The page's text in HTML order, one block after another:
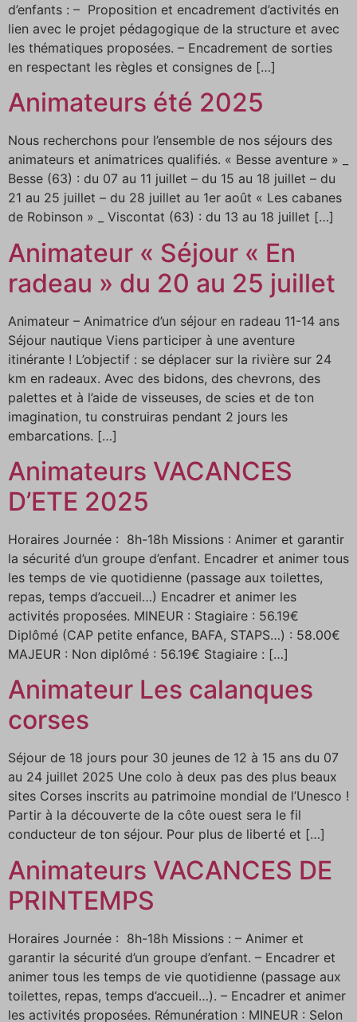
d’enfants : – Proposition et encadrement d’activités en
lien avec le projet pédagogique de la structure et avec
les thématiques proposées. – Encadrement de sorties
en respectant les règles et consignes de […]
Animateurs été 2025
Nous recherchons pour l’ensemble de nos séjours des
animateurs et animatrices qualifiés. « Besse aventure » _
Besse (63) : du 07 au 11 juillet – du 15 au 18 juillet – du
21 au 25 juillet – du 28 juillet au 1er août « Les cabanes
de Robinson » _ Viscontat (63) : du 13 au 18 juillet […]
Animateur « Séjour « En
radeau » du 20 au 25 juillet
Animateur – Animatrice d’un séjour en radeau 11-14 ans
Séjour nautique Viens participer à une aventure
itinérante ! L’objectif : se déplacer sur la rivière sur 24
km en radeaux. Avec des bidons, des chevrons, des
palettes et à l’aide de visseuses, de scies et de ton
imagination, tu construiras pendant 2 jours les
embarcations. […]
Animateurs VACANCES
D’ETE 2025
Horaires Journée : 8h-18h Missions : Animer et garantir
la sécurité d’un groupe d’enfant. Encadrer et animer tous
les temps de vie quotidienne (passage aux toilettes,
repas, temps d’accueil…) Encadrer et animer les
activités proposées. MINEUR : Stagiaire : 56.19€
Diplômé (CAP petite enfance, BAFA, STAPS…) : 58.00€
MAJEUR : Non diplômé : 56.19€ Stagiaire : […]
Animateur Les calanques
corses
Séjour de 18 jours pour 30 jeunes de 12 à 15 ans du 07
au 24 juillet 2025 Une colo à deux pas des plus beaux
sites Corses inscrits au patrimoine mondial de l’Unesco !
Partir à la découverte de la côte ouest sera le fil
conducteur de ton séjour. Pour plus de liberté et […]
Animateurs VACANCES DE
PRINTEMPS
Horaires Journée : 8h-18h Missions : – Animer et
garantir la sécurité d’un groupe d’enfant. – Encadrer et
animer tous les temps de vie quotidienne (passage aux
toilettes, repas, temps d’accueil…). – Encadrer et animer
les activités proposées. Rémunération : MINEUR : Selon